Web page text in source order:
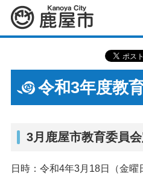
鹿屋市
令和3年度教
3月鹿屋市教育委員
日時：令和4年3月18日（金曜